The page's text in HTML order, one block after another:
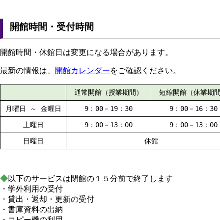
開館時間・受付時間
開館時間・休館日は変更になる場合があります。
最新の情報は、 開館カレンダーをご確認ください。
通常開館（授業期間） 短縮開館（休業期
月曜日 ～ 金曜日 9：00－19：30 9：00－16：30
土曜日 9：00－13：00 9：00－13：00
日曜日 休館
◆以下のサービスは閉館の１５分前で終了します
・学外利用の受付
・貸出・返却・更新の受付
・書庫資料の出納